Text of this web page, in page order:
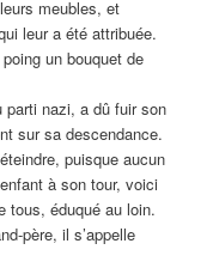
meubles, et
leur a été attribuée.
un bouquet de
parti nazi, a dû fuir son
sur sa descendance.
puisque aucun
à son tour, voici
tous, éduqué au loin.
père, il s’appelle